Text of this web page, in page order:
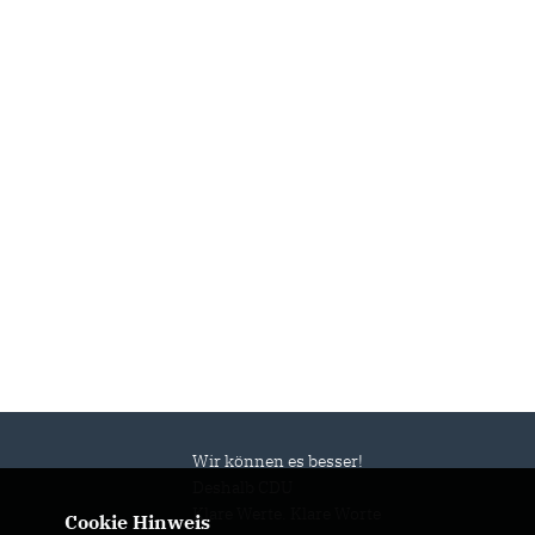
Wir können es besser!
Klare Werte. Klare Worte
Cookie Hinweis